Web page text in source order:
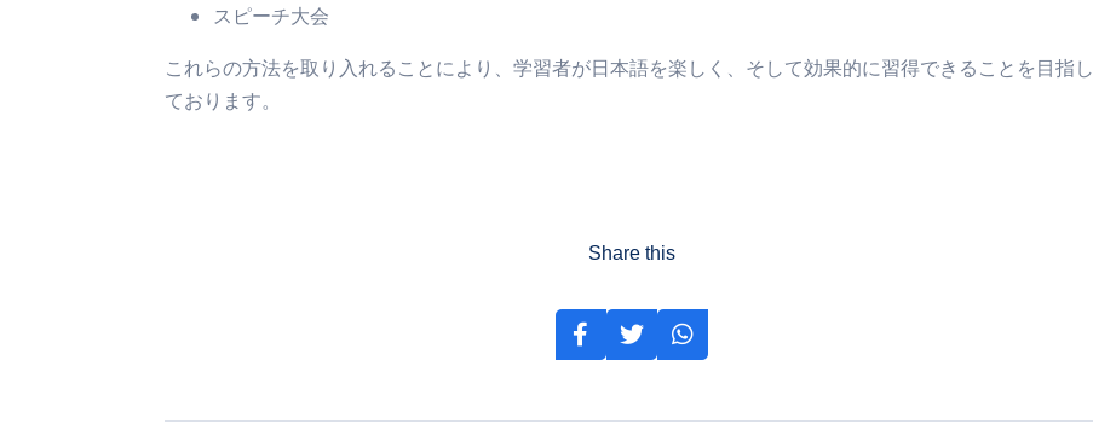
スピーチ大会
これらの方法を取り入れることにより、学習者が日本語を楽しく、そして効果的に習得できることを目指し
ております。
Share this